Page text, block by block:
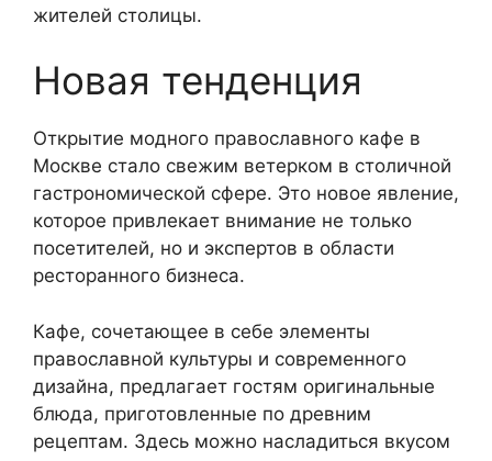
жителей столицы.
Новая тенденция
Открытие модного православного кафе в
Москве стало свежим ветерком в столичной
гастрономической сфере. Это новое явление,
которое привлекает внимание не только
посетителей, но и экспертов в области
ресторанного бизнеса.
Кафе, сочетающее в себе элементы
православной культуры и современного
дизайна, предлагает гостям оригинальные
блюда, приготовленные по древним
рецептам. Здесь можно насладиться вкусом